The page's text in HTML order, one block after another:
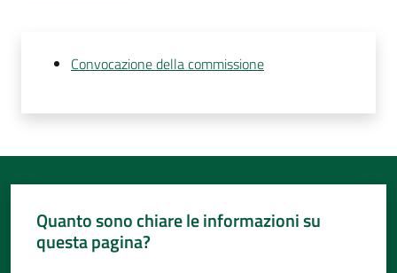
Convocazione della commissione
Quanto sono chiare le informazioni su
questa pagina?